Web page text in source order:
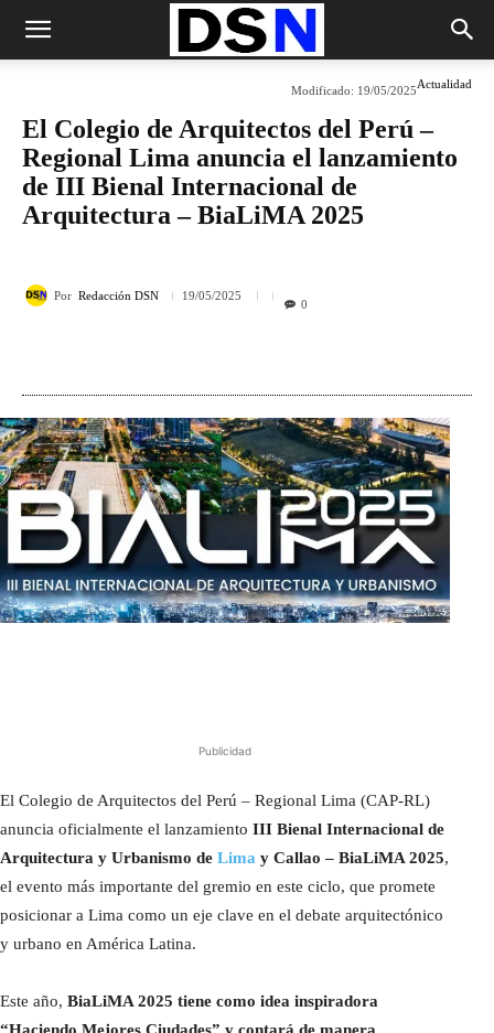
Actualidad
Modificado: 19/05/2025
El Colegio de Arquitectos del Perú –
Regional Lima anuncia el lanzamiento
de III Bienal Internacional de
Arquitectura – BiaLiMA 2025
Por Redacción DSN 19/05/2025
0
Publicidad
El Colegio de Arquitectos del Perú – Regional Lima (CAP-RL)
anuncia oficialmente el lanzamiento III Bienal Internacional de
Arquitectura y Urbanismo de Lima y Callao – BiaLiMA 2025,
el evento más importante del gremio en este ciclo, que promete
posicionar a Lima como un eje clave en el debate arquitectónico
y urbano en América Latina.
Este año, BiaLiMA 2025 tiene como idea inspiradora
“Haciendo Mejores Ciudades” y contará de manera